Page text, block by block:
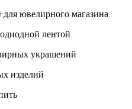
ювелирного магазина
лентой
украшений
изделий